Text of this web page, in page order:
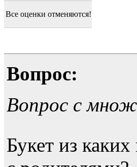
Все оценки отменяются!
Вопрос:
Вопрос с
Букет из